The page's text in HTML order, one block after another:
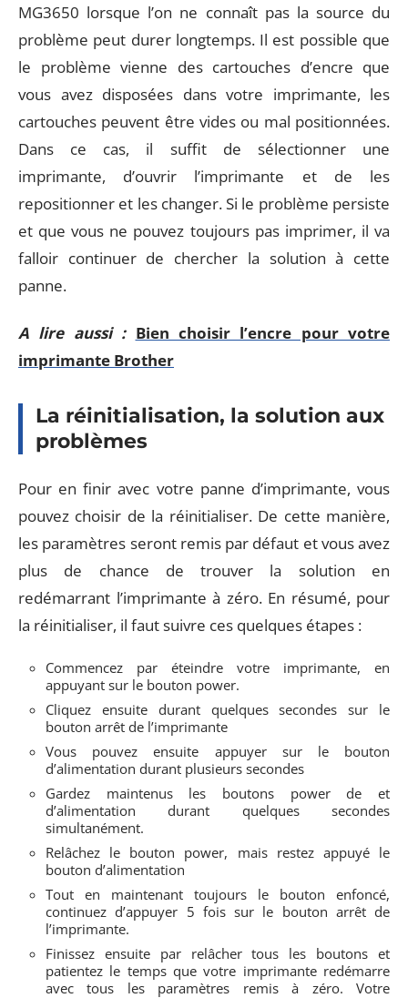
MG3650 lorsque l’on ne connaît pas la source du
problème peut durer longtemps. Il est possible que
le problème vienne des cartouches d’encre que
vous avez disposées dans votre imprimante, les
cartouches peuvent être vides ou mal positionnées.
Dans ce cas, il suffit de sélectionner une
imprimante, d’ouvrir l’imprimante et de les
repositionner et les changer. Si le problème persiste
et que vous ne pouvez toujours pas imprimer, il va
falloir continuer de chercher la solution à cette
panne.
A lire aussi : Bien choisir l’encre pour votre
imprimante Brother
La réinitialisation, la solution aux
problèmes
Pour en finir avec votre panne d’imprimante, vous
pouvez choisir de la réinitialiser. De cette manière,
les paramètres seront remis par défaut et vous avez
plus de chance de trouver la solution en
redémarrant l’imprimante à zéro. En résumé, pour
la réinitialiser, il faut suivre ces quelques étapes :
Commencez par éteindre votre imprimante, en
appuyant sur le bouton power.
Cliquez ensuite durant quelques secondes sur le
bouton arrêt de l’imprimante
Vous pouvez ensuite appuyer sur le bouton
d’alimentation durant plusieurs secondes
Gardez maintenus les boutons power de et
d’alimentation durant quelques secondes
simultanément.
Relâchez le bouton power, mais restez appuyé le
bouton d’alimentation
Tout en maintenant toujours le bouton enfoncé,
continuez d’appuyer 5 fois sur le bouton arrêt de
l’imprimante.
Finissez ensuite par relâcher tous les boutons et
patientez le temps que votre imprimante redémarre
avec tous les paramètres remis à zéro. Votre